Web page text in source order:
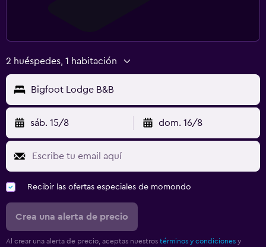
2 huéspedes, 1 habitación
Bigfoot Lodge B&B
sáb. 15/8 dom. 16/8
Recibir las ofertas especiales de momondo
Crea una alerta de precio
Al crear una alerta de precio, aceptas nuestros términos y condiciones y